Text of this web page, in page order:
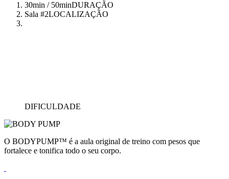
30min / 50minDURAÇÃO
Sala #2LOCALIZAÇÃO
DIFICULDADE
O BODYPUMP™ é a aula original de treino com pesos que
fortalece e tonifica todo o seu corpo.